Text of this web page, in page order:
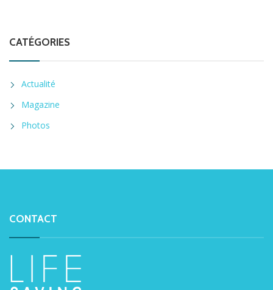
CATÉGORIES
Actualité
Magazine
Photos
CONTACT